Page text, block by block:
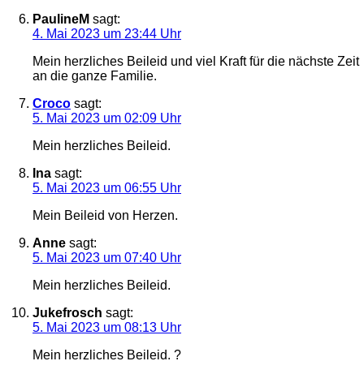
PaulineM sagt:
4. Mai 2023 um 23:44 Uhr
Mein herzliches Beileid und viel Kraft für die nächste Zeit
an die ganze Familie.
Croco sagt:
5. Mai 2023 um 02:09 Uhr
Mein herzliches Beileid.
Ina sagt:
5. Mai 2023 um 06:55 Uhr
Mein Beileid von Herzen.
Anne sagt:
5. Mai 2023 um 07:40 Uhr
Mein herzliches Beileid.
Jukefrosch sagt:
5. Mai 2023 um 08:13 Uhr
Mein herzliches Beileid. ?